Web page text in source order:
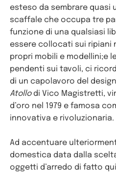
esteso da sembrare quasi
scaffale che occupa tre
funzione di una qualsiasi
essere collocati sui ripiani
propri mobili e modellini;e
pendenti sui tavoli, ci
di un capolavoro del
Atollo di Vico Magistretti,
d’oro nel 1979 e famosa
innovativa e rivoluzionaria.
Ad accentuare
domestica data dalla
oggetti d’arredo di fatto